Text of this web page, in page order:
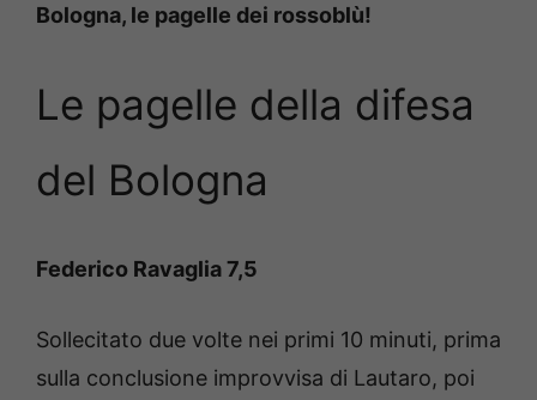
Bologna, le pagelle dei rossoblù!
Le pagelle della difesa
del Bologna
Federico Ravaglia 7,5
Sollecitato due volte nei primi 10 minuti, prima
sulla conclusione improvvisa di Lautaro, poi